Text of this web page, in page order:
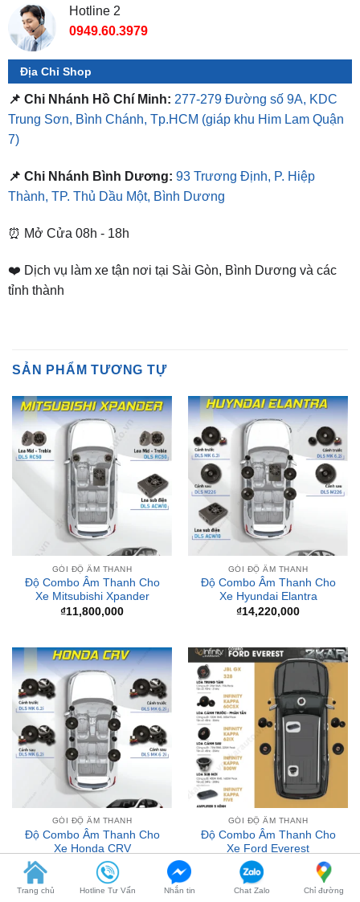
Địa Chỉ Shop
📌 Chi Nhánh Hồ Chí Minh: 277-279 Đường số 9A, KDC
Trung Sơn, Bình Chánh, Tp.HCM
7)
📌 Chi Nhánh Bình Dương:
⏰ Mở Cửa 08h - 18h
❤️ Dịch vụ làm xe tận nơi tại Sài Gòn, Bình Dương và các
GÓI ĐỘ ÂM THANH
Độ Combo Âm Thanh Cho
Xe Mitsubishi Xpander
₫11,800,000
GÓI ĐỘ ÂM THANH
Độ Combo Âm Thanh Cho
Xe Hyundai Elantra
₫14,220,000
GÓI ĐỘ ÂM THANH
Độ Combo Âm Thanh Cho
Xe Honda CRV
₫ 7,280,000
GÓI ĐỘ ÂM THANH
Độ Combo Âm Thanh Cho
Xe Ford Everest
₫47,554,000
Trang chủ Hotline Tư Vấn Nhắn tin Chat Zalo Chỉ đường